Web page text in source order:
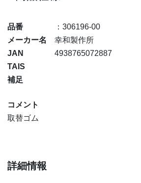
品番
：306196-00
メーカー名
幸和製作所
JAN
4938765072887
TAIS
補足
コメント
取替ゴム
詳細情報